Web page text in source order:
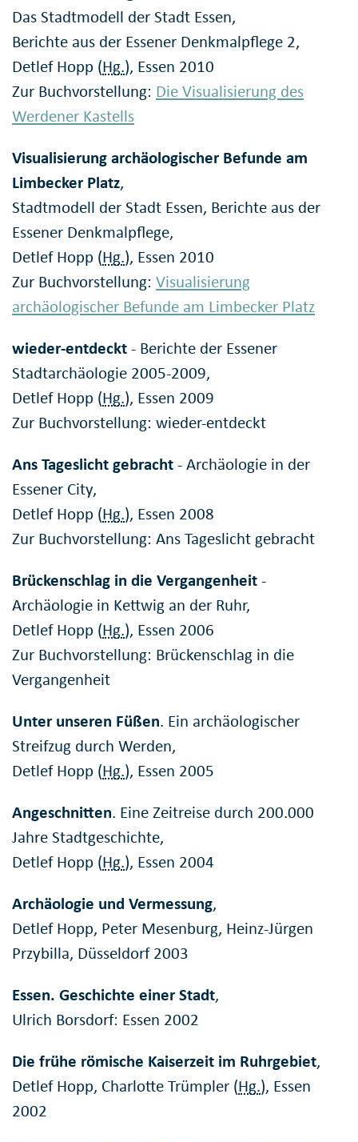
Das Stadtmodell der Stadt Essen,
Berichte aus der Essener Denkmalpflege 2,
Detlef Hopp (Hg.), Essen 2010
Zur Buchvorstellung: Die Visualisierung des
Werdener Kastells
Visualisierung archäologischer Befunde am
Limbecker Platz,
Stadtmodell der Stadt Essen, Berichte aus der
Essener Denkmalpflege,
Detlef Hopp (Hg.), Essen 2010
Zur Buchvorstellung: Visualisierung
archäologischer Befunde am Limbecker Platz
wieder-entdeckt- Berichte der Essener
Stadtarchäologie 2005-2009,
Detlef Hopp (Hg.), Essen 2009
Zur Buchvorstellung: wieder-entdeckt
Ans Tageslicht gebracht- Archäologie in der
Essener City,
Detlef Hopp (Hg.), Essen 2008
Zur Buchvorstellung: Ans Tageslicht gebracht
Brückenschlag in die Vergangenheit-
Archäologie in Kettwig an der Ruhr,
Detlef Hopp (Hg.), Essen 2006
Zur Buchvorstellung: Brückenschlag in die
Vergangenheit
Unter unseren Füßen. Ein archäologischer
Streifzug durch Werden,
Detlef Hopp (Hg.), Essen 2005
Angeschnitten. Eine Zeitreise durch 200.000
Jahre Stadtgeschichte,
Detlef Hopp (Hg.), Essen 2004
Archäologie und Vermessung,
Detlef Hopp, Peter Mesenburg, Heinz-Jürgen
Przybilla, Düsseldorf 2003
Essen. Geschichte einer Stadt,
Ulrich Borsdorf: Essen 2002
Die frühe römische Kaiserzeit im Ruhrgebiet,
Detlef Hopp, Charlotte Trümpler (Hg.), Essen
2002